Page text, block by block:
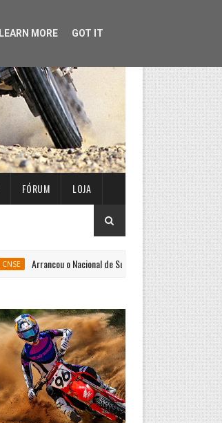
FÓRUM LOJA
Arrancou o Nacional de Super Enduro em Penafiel
LEARN MORE GOT IT